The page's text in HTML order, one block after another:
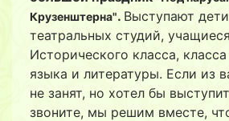
Крузенштерна". Выступают
театральных студий, учащиеся
Исторического класса,
языка и литературы. Если из
не занят, но хотел бы
звоните, мы решим вместе,